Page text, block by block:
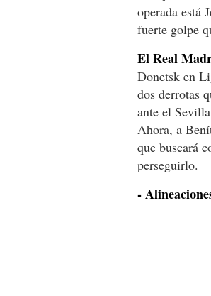
operada está
fuerte golpe
El Real
Donetsk en
dos derrotas
ante el
Ahora, a
que buscará
perseguirlo.
-